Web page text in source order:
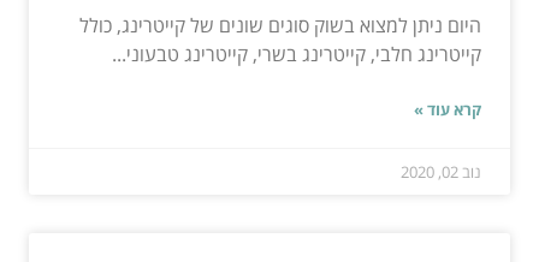
היום ניתן למצוא בשוק סוגים שונים של קייטרינג, כולל
קייטרינג חלבי, קייטרינג בשרי, קייטרינג טבעוני...
קרא עוד »
נוב 02, 2020